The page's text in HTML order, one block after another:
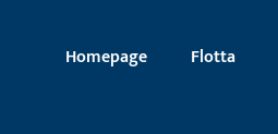
Homepage Flotta